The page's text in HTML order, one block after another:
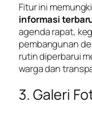
Fitur ini
informasi
agenda rapat,
pembangunan
rutin diperbarui
warga dan
3. Galeri